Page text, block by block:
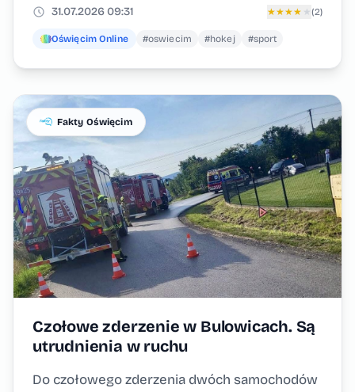
31.07.2026 09:31 ★★★★ ★ (2)
Oświęcim Online #oswiecim #hokej #sport
Fakty Oświęcim
Czołowe zderzenie w Bulowicach. Są
utrudnienia w ruchu
Do czołowego zderzenia dwóch samochodów